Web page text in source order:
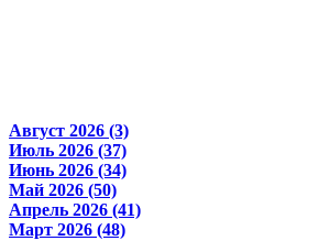
Август 2026 (3)
Июль 2026 (37)
Июнь 2026 (34)
Май 2026 (50)
Апрель 2026 (41)
Март 2026 (48)